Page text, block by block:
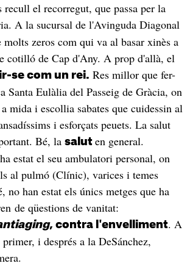
el recorregut, que passa per la
A la sucursal de l'Avinguda Diagonal
molts zeros com qui va al basar xinès a
cotilló de Cap d'Any. A prop d'allà, el
se com un rei. Res millor que fer-
Santa Eulàlia del Passeig de Gràcia, on
mida i escollia sabates que cuidessin al
i esforçats peuets. La salut
Bé, la salut en general.
estat el seu ambulatori personal, on
al pulmó (Clínic), varices i temes
no han estat els únics metges que ha
de qüestions de vanitat:
, contra l'envelliment. A
i després a la DeSánchez,